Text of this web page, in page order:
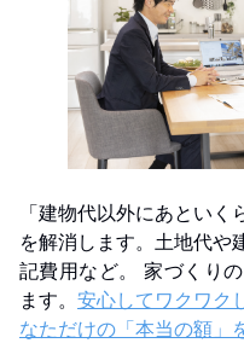
「建物代以外にあとい
を解消します。土地代や
記費用など。 家づくり
ます。 安心してワクワク
なただけの「本当の額」